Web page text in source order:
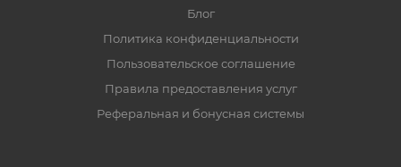
Блог
Политика конфиденциальности
Пользовательское соглашение
Правила предоставления услуг
Реферальная и бонусная системы